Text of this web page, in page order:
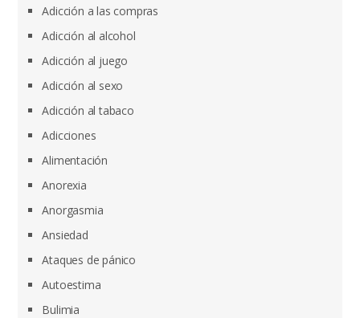
Adicción a las compras
Adicción al alcohol
Adicción al juego
Adicción al sexo
Adicción al tabaco
Adicciones
Alimentación
Anorexia
Anorgasmia
Ansiedad
Ataques de pánico
Autoestima
Bulimia